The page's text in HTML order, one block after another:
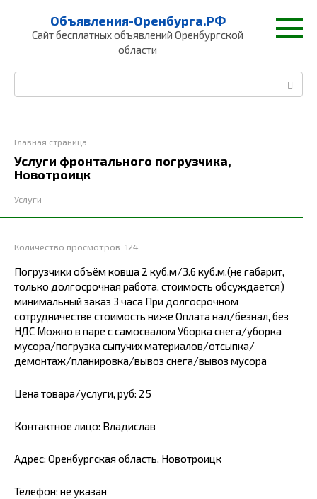
контенту
Объявления-Оренбурга.РФ
Сайт бесплатных объявлений Оренбургской
области
Главная страница
Услуги фронтального погрузчика,
Новотроицк
Услуги
Количество просмотров: 124
Погрузчики объём ковша 2 куб.м/3.6 куб.м.(не габарит,
только долгосрочная работа, стоимость обсуждается)
минимальный заказ 3 часа При долгосрочном
сотрудничестве стоимость ниже Оплата нал/безнал, без
НДС Можно в паре с самосвалом Уборка снега/уборка
мусора/погрузка сыпучих материалов/отсыпка/
демонтаж/планировка/вывоз снега/вывоз мусора
Цена товара/услуги, руб: 25
Контактное лицо: Владислав
Адрес: Оренбургская область, Новотроицк
Телефон: не указан